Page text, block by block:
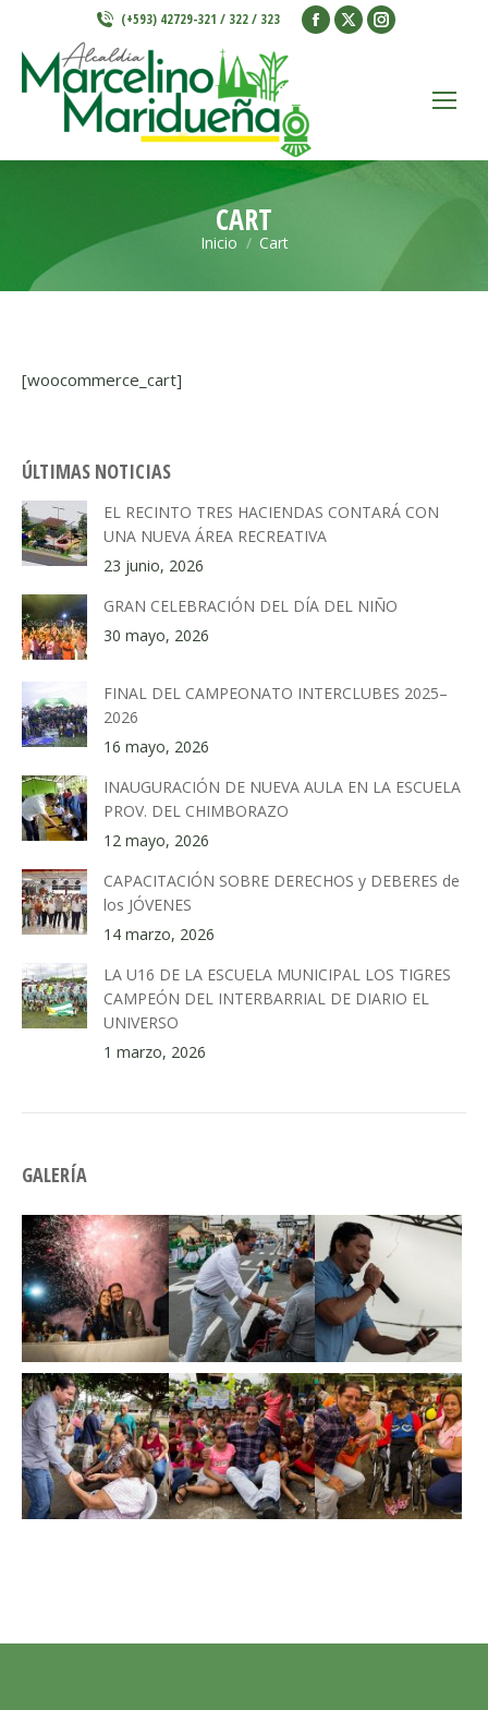
(+593) 42729-321 / 322 / 323
Facebook
window
X
window
Instagram
window
CART
Estás aquí:
Inicio Cart
[woocommerce_cart]
ÚLTIMAS NOTICIAS
EL RECINTO TRES HACIENDAS CONTARÁ CON
UNA NUEVA ÁREA RECREATIVA
23 junio, 2026
GRAN CELEBRACIÓN DEL DÍA DEL NIÑO
30 mayo, 2026
FINAL DEL CAMPEONATO INTERCLUBES 2025–
2026
16 mayo, 2026
INAUGURACIÓN DE NUEVA AULA EN LA ESCUELA
PROV. DEL CHIMBORAZO
12 mayo, 2026
CAPACITACIÓN SOBRE DERECHOS y DEBERES de
los JÓVENES
14 marzo, 2026
LA U16 DE LA ESCUELA MUNICIPAL LOS TIGRES
CAMPEÓN DEL INTERBARRIAL DE DIARIO EL
UNIVERSO
1 marzo, 2026
GALERÍA